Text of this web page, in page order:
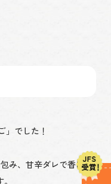
」でした！
み、甘辛ダレで香ばし